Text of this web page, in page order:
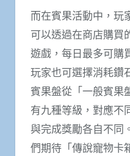
而在賓果活動中，玩
可以透過在商店購買
遊戲，每日最多可購
玩家也可選擇消耗鑽
賓果盤從「一般賓果
有九種等級，對應不
與完成獎勵各自不同
們期待「傳說寵物卡